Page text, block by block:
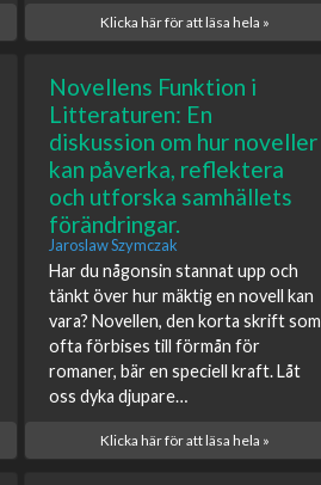
Klicka här för att läsa hela »
Novellens Funktion i
Litteraturen: En
diskussion om hur noveller
kan påverka, reflektera
och utforska samhällets
förändringar.
Jaroslaw Szymczak
Har du någonsin stannat upp och
tänkt över hur mäktig en novell kan
vara? Novellen, den korta skrift som
ofta förbises till förmån för
romaner, bär en speciell kraft. Låt
oss dyka djupare…
Klicka här för att läsa hela »